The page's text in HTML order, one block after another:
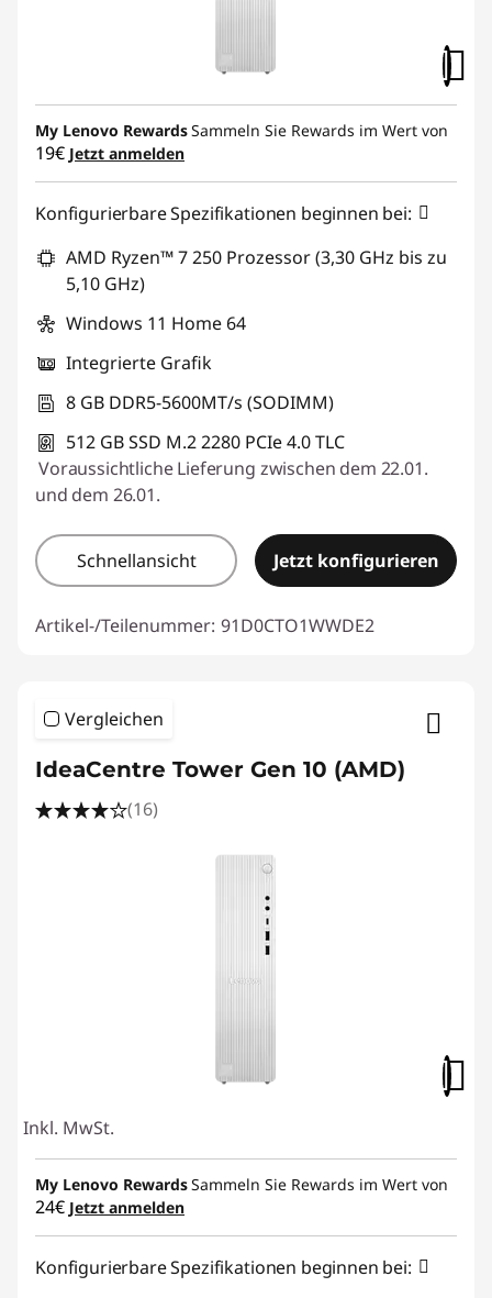
My Lenovo RewardsSammeln Sie Rewards im Wert von
19€ Jetzt anmelden
Konfigurierbare Spezifikationen beginnen bei:
AMD Ryzen™ 7 250 Prozessor (3,30 GHz bis zu
5,10 GHz)
Windows 11 Home 64
Integrierte Grafik
8 GB DDR5-5600MT/s (SODIMM)
512 GB SSD M.2 2280 PCIe 4.0 TLC
Voraussichtliche Lieferung zwischen dem 22.01.
und dem 26.01.
Schnellansicht Jetzt konfigurieren
Artikel-/Teilenummer: 91D0CTO1WWDE2
Vergleichen
IdeaCentre Tower Gen 10 (AMD)
(16)
Inkl. MwSt.
My Lenovo RewardsSammeln Sie Rewards im Wert von
24€ Jetzt anmelden
Konfigurierbare Spezifikationen beginnen bei: